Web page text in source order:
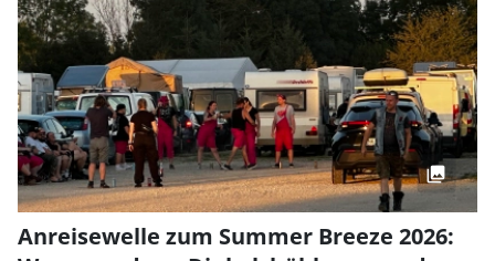
Anreisewelle zum Summer Breeze 2026: